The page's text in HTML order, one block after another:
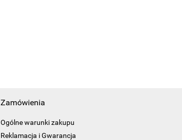
Zamówienia
Ogólne warunki zakupu
Reklamacja i Gwarancja